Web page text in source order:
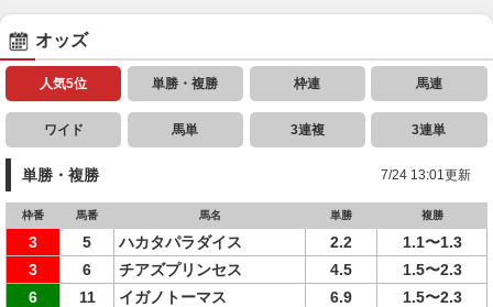
オッズ
人気5位 単勝・複勝 枠連 馬連
ワイド 馬単 3連複 3連単
単勝・複勝 7/24 13:01更新
枠番 馬番 馬名 単勝 複勝
3 5 ハカタパラダイス 2.2
1.1〜1.3
3
6 チアズプリンセス 4.5
1.5〜2.3
6
11 イガノトーマス 6.9
1.5〜2.3